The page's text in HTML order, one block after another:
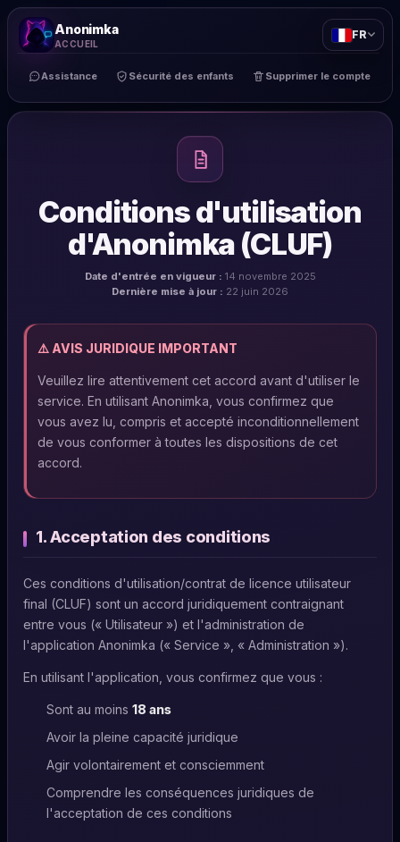
Anonimka
ACCUEIL
Assistance Sécurité des enfants Supprimer le compte
Conditions d'utilisation
d'Anonimka (CLUF)
Date d'entrée en vigueur : 14 novembre 2025
Dernière mise à jour : 22 juin 2026
⚠️ AVIS JURIDIQUE IMPORTANT
Veuillez lire attentivement cet accord avant d'utiliser le
service. En utilisant Anonimka, vous confirmez que
vous avez lu, compris et accepté inconditionnellement
de vous conformer à toutes les dispositions de cet
accord.
1. Acceptation des conditions
Ces conditions d'utilisation/contrat de licence utilisateur
final (CLUF) sont un accord juridiquement contraignant
entre vous (« Utilisateur ») et l'administration de
l'application Anonimka (« Service », « Administration »).
En utilisant l'application, vous confirmez que vous :
Sont au moins 18 ans
Avoir la pleine capacité juridique
Agir volontairement et consciemment
Comprendre les conséquences juridiques de
l'acceptation de ces conditions
FR